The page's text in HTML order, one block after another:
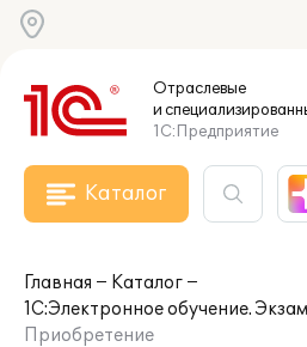
Отраслевые
и
1С:Предприятие
Каталог
Главная
Каталог
1С:Электронное обучение.
Приобретение